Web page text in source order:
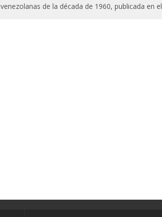
venezolanas de la década de 1960, publicada en el